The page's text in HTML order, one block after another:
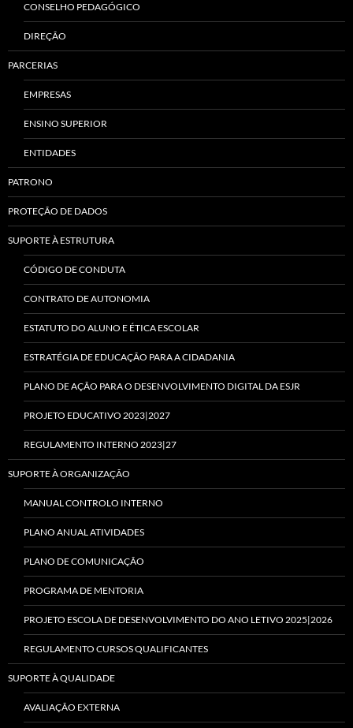
CONSELHO PEDAGÓGICO
DIREÇÃO
PARCERIAS
EMPRESAS
ENSINO SUPERIOR
ENTIDADES
PATRONO
PROTEÇÃO DE DADOS
SUPORTE À ESTRUTURA
CÓDIGO DE CONDUTA
CONTRATO DE AUTONOMIA
ESTATUTO DO ALUNO E ÉTICA ESCOLAR
ESTRATÉGIA DE EDUCAÇÃO PARA A CIDADANIA
PLANO DE AÇÃO PARA O DESENVOLVIMENTO DIGITAL DA ESJR
PROJETO EDUCATIVO 2023|2027
REGULAMENTO INTERNO 2023|27
SUPORTE À ORGANIZAÇÃO
MANUAL CONTROLO INTERNO
PLANO ANUAL ATIVIDADES
PLANO DE COMUNICAÇÃO
PROGRAMA DE MENTORIA
PROJETO ESCOLA DE DESENVOLVIMENTO DO ANO LETIVO 2025|2026
REGULAMENTO CURSOS QUALIFICANTES
SUPORTE À QUALIDADE
AVALIAÇÃO EXTERNA